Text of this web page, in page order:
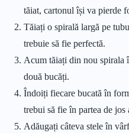
tăiat, cartonul își va pierde
Tăiați o spirală largă pe
trebuie să fie perfectă.
Acum tăiați din nou spirala
două bucăți.
Îndoiți fiecare bucată în
trebui să fie în partea de jos
Adăugați câteva stele în